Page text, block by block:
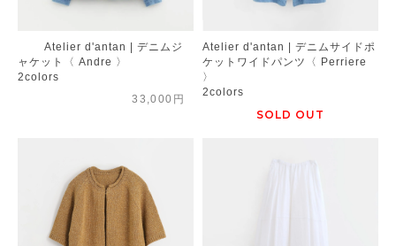
Atelier d'antan | デニムジ
ャケット〈 Andre 〉
2colors
33,000円
Atelier d'antan | デニムサイドポ
ケットワイドパンツ〈 Perriere
〉
2colors
SOLD OUT